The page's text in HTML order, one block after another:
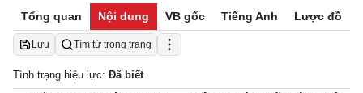
Tổng quan Nội dung VB gốc Tiếng Anh Lược đồ
Lưu Tìm từ trong trang
Tình trạng hiệu lực: Đã biết